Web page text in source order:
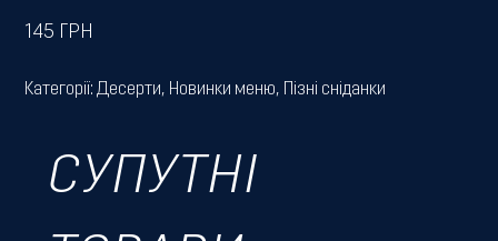
145 ГРН
Категорії:Десерти, Новинки меню, Пізні сніданки
СУПУТНІ